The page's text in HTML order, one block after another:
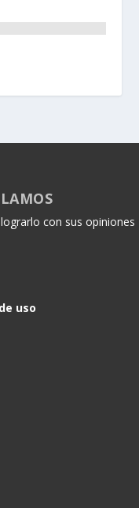
con sus opiniones
uso